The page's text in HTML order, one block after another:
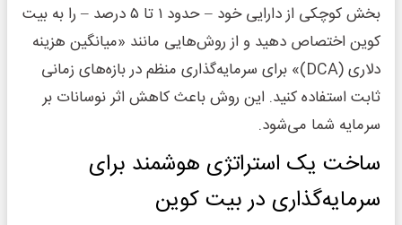
بخش کوچکی از دارایی خود – حدود ۱ تا ۵ درصد – را به بیت
کوین اختصاص دهید و از روش‌هایی مانند «میانگین هزینه
دلاری (DCA)» برای سرمایه‌گذاری منظم در بازه‌های زمانی
ثابت استفاده کنید. این روش باعث کاهش اثر نوسانات بر
سرمایه شما می‌شود.
ساخت یک استراتژی هوشمند برای
سرمایه‌گذاری در بیت‌ کوین